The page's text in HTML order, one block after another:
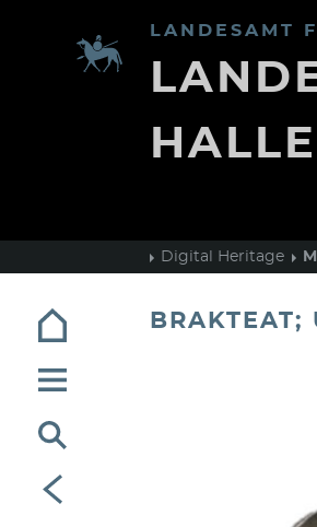
LANDESAMT
Digital Heritage
BRAKTEAT;